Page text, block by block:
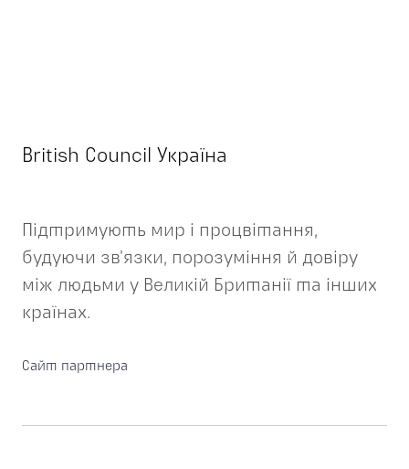
British Council Україна
Підтримують мир і процвітання,
будуючи зв’язки, порозуміння й довіру
між людьми у Великій Британії та інших
країнах.
Сайт партнера